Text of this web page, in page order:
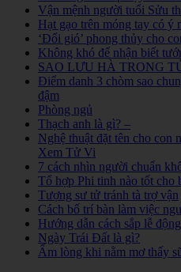
Vận mệnh người tuổi Sửu
Hạt gạo trên móng tay có ý
‘Đổi gió’ phong thủy cho
Không khó để nhận biết
SAO LƯU HÀ TRONG
Điểm danh 3 chòm sao
đậm
Phòng ngủ
Thạch anh là gì? –
Nghệ thuật đặt tên cho con
Xem Tử Vi
7 cách nhìn người chuẩn
Tổ hợp Phi tinh nào tốt cho
Tượng sư tử tránh tà trợ vận
Cách bố trí bàn làm việc
Hướng dẫn cách sắp lễ
Ngày Trái Đất là gì?
Ấm lòng khi nằm mơ thấy